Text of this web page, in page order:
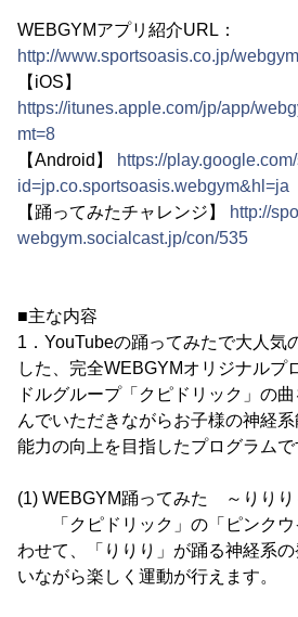
WEBGYMアプリ紹介URL：
http://www.sportsoasis.co.jp/
【iOS】
https://itunes.apple.com/jp/app/
mt=8
【Android】
https://
id=jp.co.sportsoasis.webgym&hl=ja
【踊ってみたチャレンジ】
http://
webgym.socialcast.jp/con/535
■主な内容
1．YouTubeの踊ってみたで大人気
した、完全WEBGYMオリジナルプ
ドルグループ「クピドリック」の
んでいただきながらお子様の神経
能力の向上を目指したプログラムで
(1) WEBGYM踊ってみた ～りりり
「クピドリック」の「ピンクウ
わせて、「りりり」が踊る神経系
いながら楽しく運動が行えます。